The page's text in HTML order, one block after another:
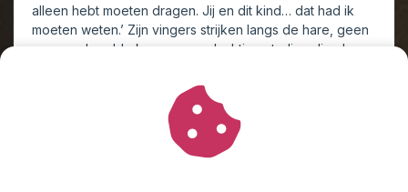
alleen hebt moeten dragen. Jij en dit kind… dat had ik
moeten weten.’ Zijn vingers strijken langs de hare, geen
gewone handdruk maar een vluchtige streling die als
Philein trekt haar hand terug.
‘Ik was niet alleen. Ik… ik heb een vriend.’
Hij knikt langzaam, bedachtzaam, zijn blik
Als een naald die onverwacht over een groef schraapt,